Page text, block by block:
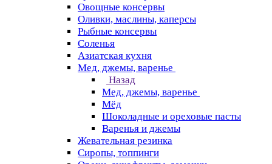
Овощные консервы
Оливки, маслины, каперсы
Рыбные консервы
Соленья
Азиатская кухня
Мед, джемы, варенье
Назад
Мед, джемы, варенье
Мёд
Шоколадные и ореховые пасты
Варенья и джемы
Жевательная резинка
Сиропы, топпинги